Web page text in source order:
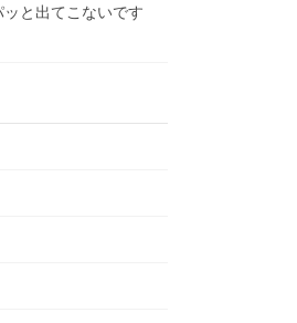
ッと出てこないです